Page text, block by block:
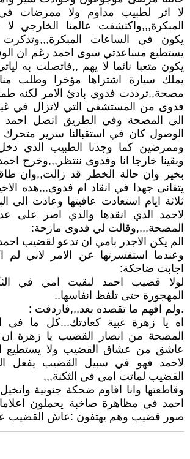
لا اثر لطبيب مداوم ولا ممرضات
المبكرة,,,واكتشفت عالمنا الخارجي
يكون في الساعات
يستطيع مساعدتي سوى احمد رغم ان
يكون متعبا نائما لا يهم ,,فاتصلت به
يملك سيارة اشتراها مؤخرا وطلب
مصحة,,ترددت فدوى بادئ الامر لكنه
فدوى من المستشفى التي لاتزال في
الى المصحة وفي الطريق اتصل احمد
الوصول كان في استقبالنا سرير
وممرضين كما وجدنا الطبيب الدي
وبقينا خارجا انا وفدوى ننتظر,,,وخرج
بخير وان حالة الخطر قد زالت,,وان
يتفانى جهدا في انقاد ام فدوى,,,هده
ثلاثة ايام استعادت عافيتها وعادت الى
لاحمد الدي انقدها والدي اصر على
المصحة,,,,وقالت لي فدوى مازحة:
الم يكن الاجدر بامي ان تدعو لقضيب
وعندما استفسرتها عن الامر لاني لم
اجابت ضاحكة:
لولا قضيب احمد لبقيت امي في
المهجورة حتى تلفظ انفاسها..
.ولم افهم ما تقصده بعد,,,فاردفت :
اه يا زهرة غبية كعادتك...كل ما في
المصحة من انصار القضيب يا زهرة
عاشق من عشاق القضيب ولا يستطيع
لاحمد فهو في سبيل القضيب يفعل
القضيب لماتت امي في الثكنة,,,
وقاطعتها وانا اقاوم ضحكة جنونية
احمد في مظاهرة صاخبة يحملون
صور قضيب وهم يهتفون :عاش